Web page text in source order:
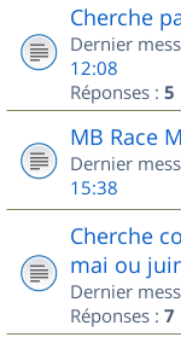
Cherche
Dernier
12:08
Réponses : 5
MB Race
Dernier
15:38
Cherche
mai ou
Dernier
Réponses : 7